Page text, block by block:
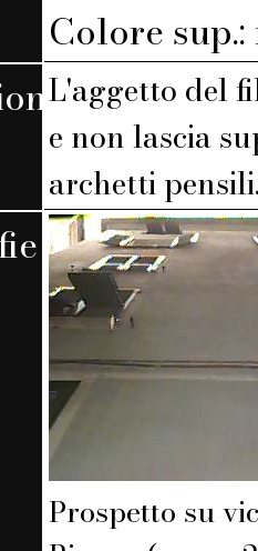
Colore
L'aggetto del
e non lascia
archetti
Prospetto su